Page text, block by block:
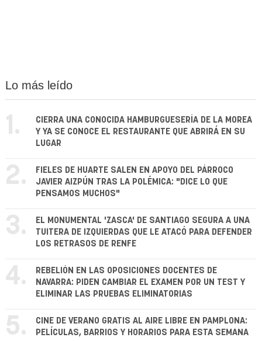
Lo más leído
1.
CIERRA UNA CONOCIDA HAMBURGUESERÍA DE LA MOREA
Y YA SE CONOCE EL RESTAURANTE QUE ABRIRÁ EN SU
LUGAR
2.
FIELES DE HUARTE SALEN EN APOYO DEL PÁRROCO
JAVIER AIZPÚN TRAS LA POLÉMICA: "DICE LO QUE
PENSAMOS MUCHOS"
3.
EL MONUMENTAL 'ZASCA' DE SANTIAGO SEGURA A UNA
TUITERA DE IZQUIERDAS QUE LE ATACÓ PARA DEFENDER
LOS RETRASOS DE RENFE
4.
REBELIÓN EN LAS OPOSICIONES DOCENTES DE
NAVARRA: PIDEN CAMBIAR EL EXAMEN POR UN TEST Y
ELIMINAR LAS PRUEBAS ELIMINATORIAS
5.
CINE DE VERANO GRATIS AL AIRE LIBRE EN PAMPLONA:
PELÍCULAS, BARRIOS Y HORARIOS PARA ESTA SEMANA